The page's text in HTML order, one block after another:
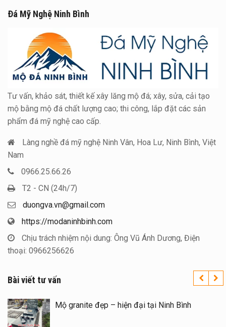
Đá Mỹ Nghệ Ninh Bình
Tư vấn, khảo sát, thiết kế xây lăng mộ đá; xây, sửa, cải tạo
mộ bằng mộ đá chất lượng cao; thi công, lắp đặt các sản
phẩm đá mỹ nghệ cao cấp.
Làng nghề đá mỹ nghệ Ninh Vân, Hoa Lư, Ninh Bình, Việt
Nam
0966.25.66.26
T2 - CN (24h/7)
duongva.vn@gmail.com
https://modaninhbinh.com
Chịu trách nhiệm nội dung: Ông Vũ Ánh Dương, Điện
thoại: 0966256626
Bài viết tư vấn
tín trên toàn quốc – Đá
Mộ granite đẹp –